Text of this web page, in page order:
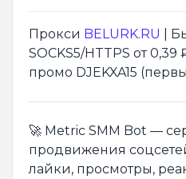
Прокси BELURK.RU
|
SOCKS5/HTTPS от 0,39
промо DJEKXA15
🚀 Metric SMM Bot —
продвижения
лайки, просмотры,